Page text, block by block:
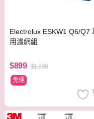
Electrolux ESKW1 Q6/Q7
用濾網組
$899 $1,200
免運